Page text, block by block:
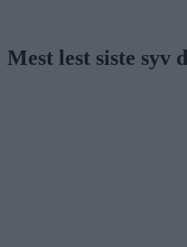
Mest lest siste syv